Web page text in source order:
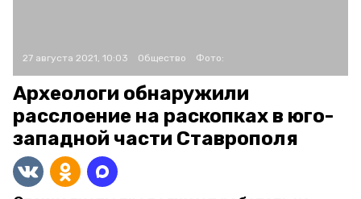
27 августа 2021, 10:03 Общество Фото:
Археологи обнаружили
расслоение на раскопках в юго-
западной части Ставрополя